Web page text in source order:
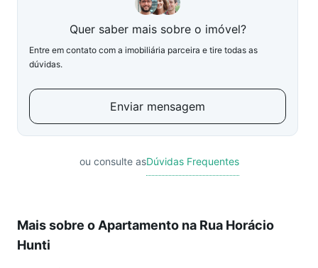
Quer saber mais sobre o imóvel?
Entre em contato com a imobiliária parceira e tire todas as
dúvidas.
Enviar mensagem
ou consulte asDúvidas Frequentes
Mais sobre o Apartamento na Rua Horácio
Hunti